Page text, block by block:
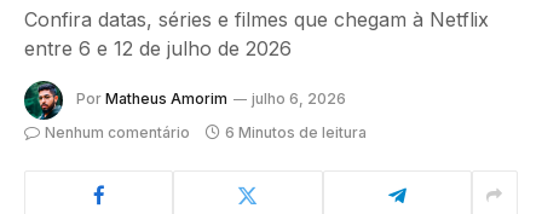
Confira datas, séries e filmes que chegam à Netflix
entre 6 e 12 de julho de 2026
Por Matheus Amorim
julho 6, 2026
Nenhum comentário
6 Minutos de leitura